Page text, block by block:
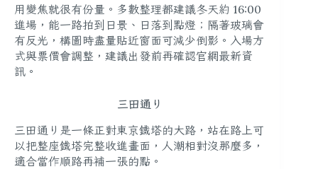
用變焦就很有份量。多數整理都建議冬天約 16:00
進場，能一路拍到日景、日落到點燈；隔著玻璃會
有反光，構圖時盡量貼近窗面可減少倒影。入場方
式與票價會調整，建議出發前再確認官網最新資
訊。
三田通り
三田通り是一條正對東京鐵塔的大路，站在路上可
以把整座鐵塔完整收進畫面，人潮相對沒那麼多，
適合當作順路再補一張的點。